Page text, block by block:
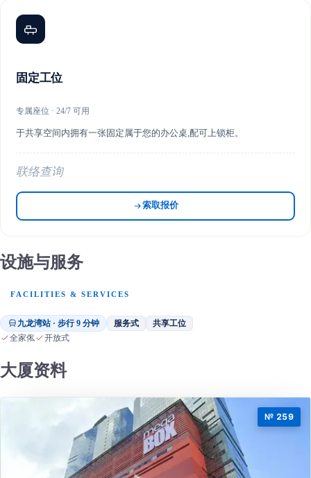
固定工位
专属座位 · 24/7 可用
于共享空间内拥有一张固定属于您的办公桌,配可上锁柜。
联络查询
索取报价
设施与服务
FACILITIES & SERVICES
九龙湾站 · 步行 9 分钟 服务式 共享工位
全家俬 开放式
大厦资料
№ 259